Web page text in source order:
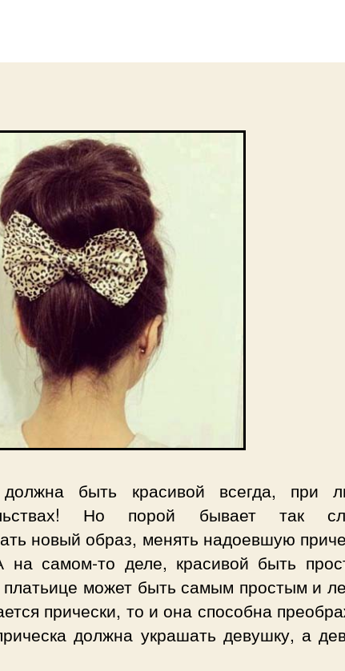
быть красивой всегда, при
Но порой бывает так
новый образ, менять надоевшую
на самом-то деле, красивой быть
может быть самым простым и
прически, то и она способна
должна украшать девушку, а